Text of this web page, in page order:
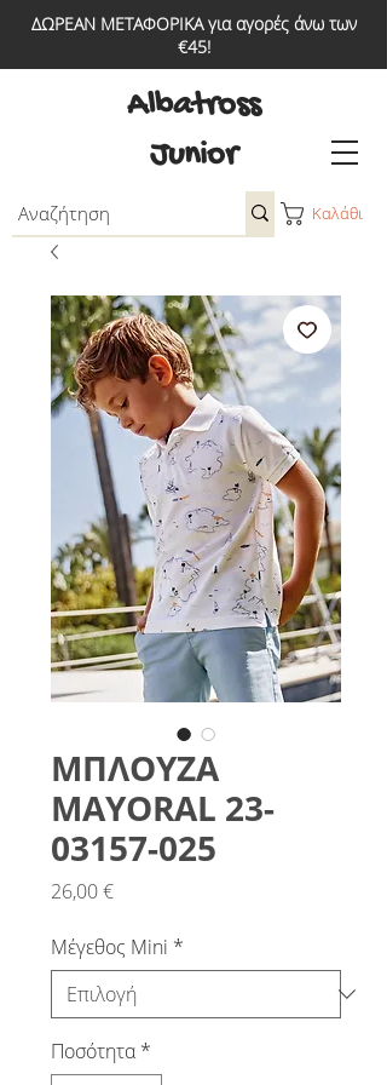
ΔΩΡΕΑΝ ΜΕΤΑΦΟΡΙΚΑ για αγορές άνω των
€45!
Καλάθι
Albatross
Junior
ΜΠΛΟΥΖΑ
MAYORAL 23-
03157-025
26,00 €Τιμή
Μέγεθος Mini *
Ποσότητα *